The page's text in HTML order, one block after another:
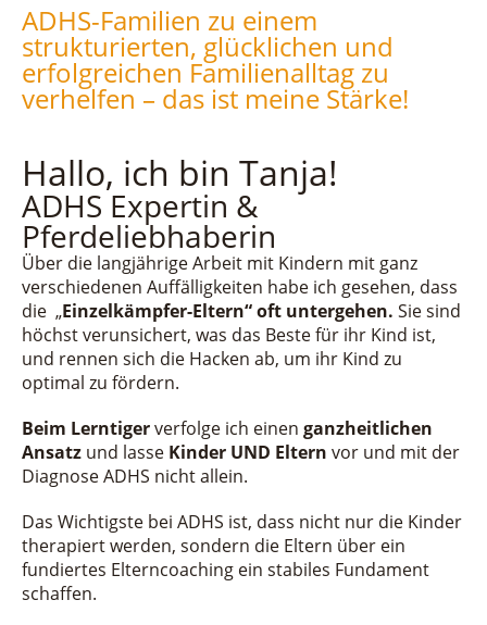
ADHS-Familien zu einem
strukturierten, glücklichen und
erfolgreichen Familienalltag zu
verhelfen – das ist meine Stärke!
Hallo, ich bin Tanja!
ADHS Expertin &
Pferdeliebhaberin
Über die langjährige Arbeit mit Kindern mit ganz
verschiedenen Auffälligkeiten habe ich gesehen, dass
die „Einzelkämpfer-Eltern“ oft untergehen. Sie sind
höchst verunsichert, was das Beste für ihr Kind ist,
und rennen sich die Hacken ab, um ihr Kind zu
optimal zu fördern.
Beim Lerntigerverfolge ich einen ganzheitlichen
Ansatz und lasse Kinder UND Eltern vor und mit der
Diagnose ADHS nicht allein.
Das Wichtigste bei ADHS ist, dass nicht nur die Kinder
therapiert werden, sondern die Eltern über ein
fundiertes Elterncoaching ein stabiles Fundament
schaffen.